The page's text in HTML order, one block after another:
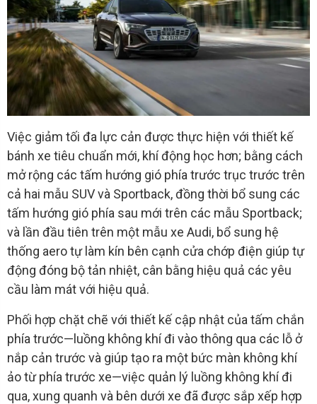
Việc giảm tối đa lực cản được thực hiện với thiết kế
bánh xe tiêu chuẩn mới, khí động học hơn; bằng cách
mở rộng các tấm hướng gió phía trước trục trước trên
cả hai mẫu SUV và Sportback, đồng thời bổ sung các
tấm hướng gió phía sau mới trên các mẫu Sportback;
và lần đầu tiên trên một mẫu xe Audi, bổ sung hệ
thống aero tự làm kín bên cạnh cửa chớp điện giúp tự
động đóng bộ tản nhiệt, cân bằng hiệu quả các yêu
cầu làm mát với hiệu quả.
Phối hợp chặt chẽ với thiết kế cập nhật của tấm chắn
phía trước—luồng không khí đi vào thông qua các lỗ ở
nắp cản trước và giúp tạo ra một bức màn không khí
ảo từ phía trước xe—việc quản lý luồng không khí đi
qua, xung quanh và bên dưới xe đã được sắp xếp hợp